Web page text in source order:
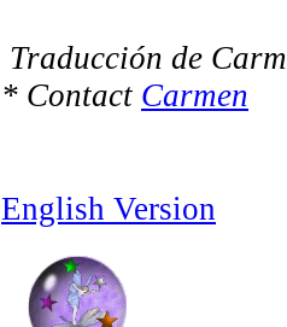
Traducción de
* Contact Carmen
English Version